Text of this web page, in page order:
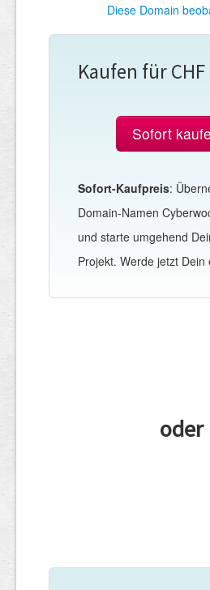
Diese Domain
Kaufen für
Sofort
Sofort-Kaufpreis:
Domain-Namen
und starte umgehend
Projekt. Werde jetzt Dein
oder